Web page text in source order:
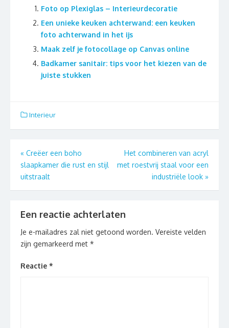
Foto op Plexiglas – Interieurdecoratie
Een unieke keuken achterwand: een keuken
foto achterwand in het ijs
Maak zelf je fotocollage op Canvas online
Badkamer sanitair: tips voor het kiezen van de
juiste stukken
Interieur
Berichtnavigatie
« Creëer een boho
slaapkamer die rust en stijl
uitstraalt
Het combineren van acryl
met roestvrij staal voor een
industriële look »
Een reactie achterlaten
Je e-mailadres zal niet getoond worden. Vereiste velden
zijn gemarkeerd met *
Reactie *